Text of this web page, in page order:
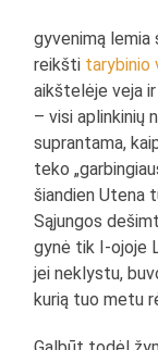
gyvenimą
reikšti tarybinio
aikštelėje veja
– visi aplinkinių
suprantama,
teko
šiandien Utena
Sąjungos
gynė tik I-ojoje
jei neklystu,
kurią tuo metu